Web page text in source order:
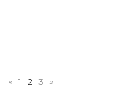
« 1 2 3 »